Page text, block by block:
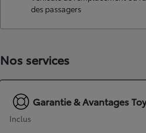
des passagers
Nos services
Garantie & Avantages
Inclus